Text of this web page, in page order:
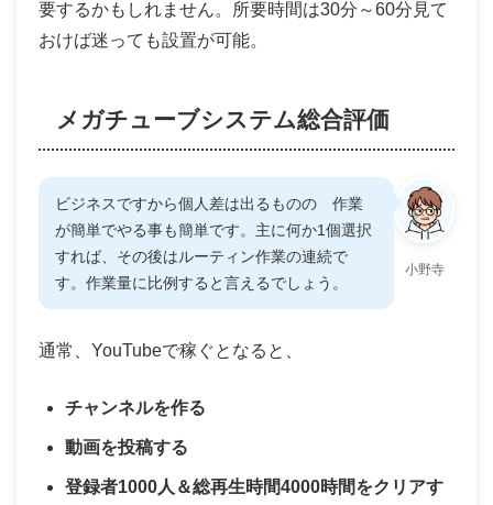
要するかもしれません。所要時間は30分～60分見て
おけば迷っても設置が可能。
メガチューブシステム総合評価
小野寺
ビジネスですから個人差は出るものの 作業
が簡単でやる事も簡単です。主に何か1個選択
すれば、その後はルーティン作業の連続で
す。作業量に比例すると言えるでしょう。
通常、YouTubeで稼ぐとなると、
チャンネルを作る
動画を投稿する
登録者1000人＆総再生時間4000時間をクリアす